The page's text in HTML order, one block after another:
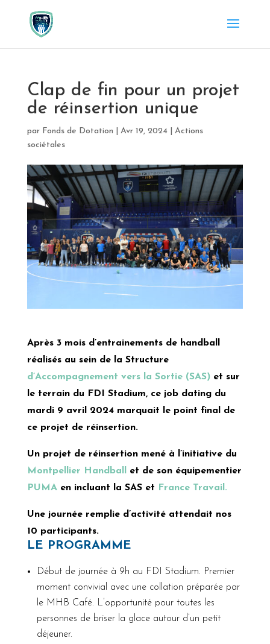
Clap de fin pour un projet
de réinsertion unique
par Fonds de Dotation Avr 19, 2024| Actions
sociétales
Après 3 mois d’entrainements de handball
réalisés au sein de la Structure
d’Accompagnement vers la Sortie (SAS)et sur
le terrain du FDI Stadium, ce job dating du
mardi 9 avril 2024 marquait le point final de
ce projet de réinsertion.
Un projet de réinsertion mené à l’initiative du
Montpellier Handball
et de son équipementier
PUMAen incluant la SAS et France Travail.
Une journée remplie d’activité attendait nos
10 participants.
LE PROGRAMME
Début de journée à 9h au FDI Stadium. Premier
moment convivial avec une collation préparée par
le MHB Café. L’opportunité pour toutes les
personnes de briser la glace autour d’un petit
déjeuner.